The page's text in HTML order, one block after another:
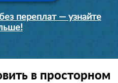
переплат — узнайте
в просторном